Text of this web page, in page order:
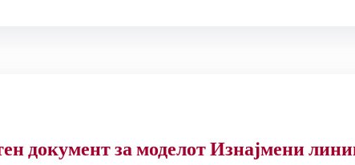
документ за моделот Изнајмени